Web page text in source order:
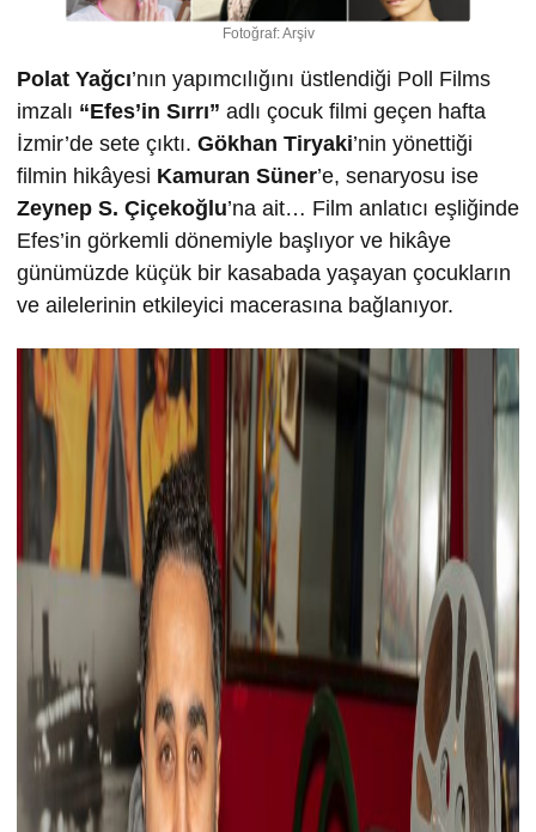
Fotoğraf: Arşiv
Polat Yağcı’nın yapımcılığını üstlendiği Poll Films
imzalı “Efes’in Sırrı” adlı çocuk filmi geçen hafta
İzmir’de sete çıktı. Gökhan Tiryaki’nin yönettiği
filmin hikâyesi Kamuran Süner’e, senaryosu ise
Zeynep S. Çiçekoğlu’na ait… Film anlatıcı eşliğinde
Efes’in görkemli dönemiyle başlıyor ve hikâye
günümüzde küçük bir kasabada yaşayan çocukların
ve ailelerinin etkileyici macerasına bağlanıyor.